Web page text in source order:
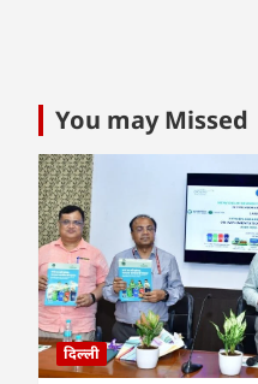
You may Missed
दिल्ली